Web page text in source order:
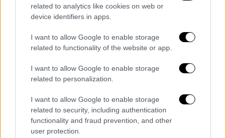
related to analytics like cookies on web or
device identifiers in apps.
I want to allow Google to enable storage
related to functionality of the website or app.
I want to allow Google to enable storage
related to personalization.
I want to allow Google to enable storage
related to security, including authentication
functionality and fraud prevention, and other
user protection.
5025953.jpg
Ο Διόνυσος έχει ντυθεί στα λευκά (eurokinissi)